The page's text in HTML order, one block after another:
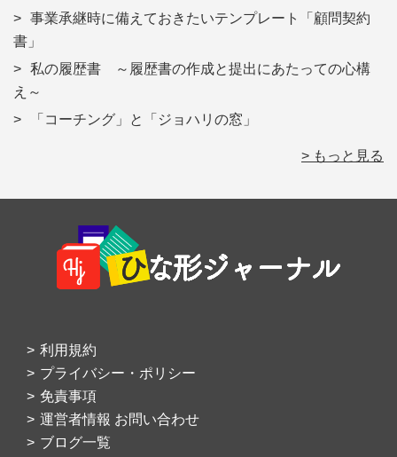
事業承継時に備えておきたいテンプレート「顧問契約
書」
私の履歴書 ～履歴書の作成と提出にあたっての心構
え～
「コーチング」と「ジョハリの窓」
> もっと見る
Footer
利用規約
プライバシー・ポリシー
免責事項
運営者情報 お問い合わせ
ブログ一覧